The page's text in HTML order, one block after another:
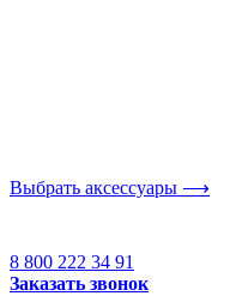
Выбрать аксессуары ⟶
8 800 222 34 91
Заказать звонок